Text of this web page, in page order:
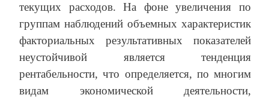
текущих расходов. На фоне увеличения по
группам наблюдений объемных характеристик
факториальных результативных показателей
неустойчивой является тенденция
рентабельности, что определяется, по многим
видам экономической деятельности,